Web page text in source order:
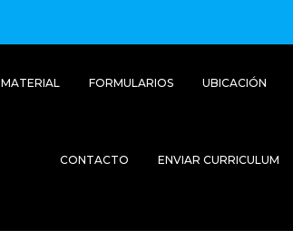
MATERIAL FORMULARIOS UBICACIÓN
CONTACTO ENVIAR CURRICULUM